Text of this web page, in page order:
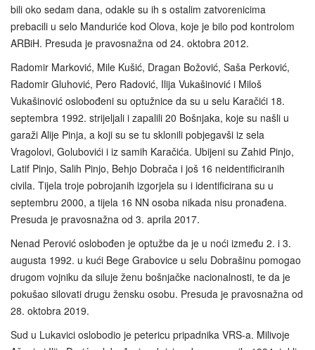
bili oko sedam dana, odakle su ih s ostalim zatvorenicima
prebacili u selo Manduriće kod Olova, koje je bilo pod kontrolom
ARBiH. Presuda je pravosnažna od 24. oktobra 2012.
Radomir Marković, Mile Kušić, Dragan Božović, Saša Perković,
Radomir Gluhović, Pero Radović, Ilija Vukašinović i Miloš
Vukašinović oslobođeni su optužnice da su u selu Karačići 18.
septembra 1992. strijeljali i zapalili 20 Bošnjaka, koje su našli u
garaži Alije Pinja, a koji su se tu sklonili pobjegavši iz sela
Vragolovi, Golubovići i iz samih Karačića. Ubijeni su Zahid Pinjo,
Latif Pinjo, Salih Pinjo, Behjo Dobrača i još 16 neidentificiranih
civila. Tijela troje pobrojanih izgorjela su i identificirana su u
septembru 2000, a tijela 16 NN osoba nikada nisu pronađena.
Presuda je pravosnažna od 3. aprila 2017.
Nenad Perović oslobođen je optužbe da je u noći između 2. i 3.
augusta 1992. u kući Bege Grabovice u selu Dobrašinu pomogao
drugom vojniku da siluje ženu bošnjačke nacionalnosti, te da je
pokušao silovati drugu žensku osobu. Presuda je pravosnažna od
28. oktobra 2019.
Sud u Lukavici oslobodio je petericu pripadnika VRS-a. Milivoje